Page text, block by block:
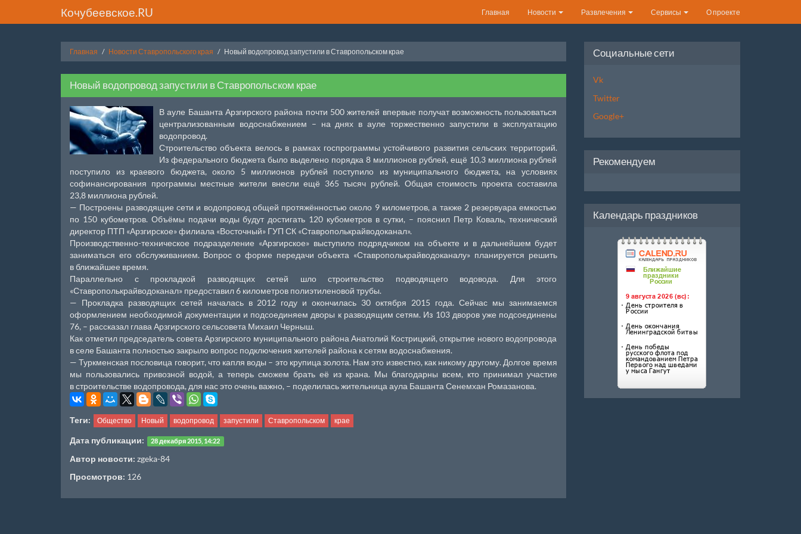
Кочубеевское.RU Главная Новости Развлечения Сервисы О проекте
Главная Новости Ставропольского края Новый водопровод запустили в Ставропольском крае
Новый водопровод запустили в Ставропольском крае
В ауле Башанта Арзгирского района почти 500 жителей впервые получат возможность пользоваться
централизованным водоснабжением – на днях в ауле торжественно запустили в эксплуатацию
водопровод.
Строительство объекта велось в рамках госпрограммы устойчивого развития сельских территорий.
Из федерального бюджета было выделено порядка 8 миллионов рублей, ещё 10,3 миллиона рублей
поступило из краевого бюджета, около 5 миллионов рублей поступило из муниципального бюджета, на условиях
софинансирования программы местные жители внесли ещё 365 тысяч рублей. Общая стоимость проекта составила
23,8 миллиона рублей.
— Построены разводящие сети и водопровод общей протяжённостью около 9 километров, а также 2 резервуара емкостью
по 150 кубометров. Объёмы подачи воды будут достигать 120 кубометров в сутки, – пояснил Петр Коваль, технический
директор ПТП «Арзгирское» филиала «Восточный» ГУП СК «Ставрополькрайводоканал».
Производственно-техническое подразделение «Арзгирское» выступило подрядчиком на объекте и в дальнейшем будет
заниматься его обслуживанием. Вопрос о форме передачи объекта «Ставрополькрайводоканалу» планируется решить
в ближайшее время.
Параллельно с прокладкой разводящих сетей шло строительство подводящего водовода. Для этого
«Ставрополькрайводоканал» предоставил 6 километров полиэтиленовой трубы.
— Прокладка разводящих сетей началась в 2012 году и окончилась 30 октября 2015 года. Сейчас мы занимаемся
оформлением необходимой документации и подсоединяем дворы к разводящим сетям. Из 103 дворов уже подсоединены
76, – рассказал глава Арзгирского сельсовета Михаил Черныш.
Как отметил председатель совета Арзгирского муниципального района Анатолий Кострицкий, открытие нового водопровода
в селе Башанта полностью закрыло вопрос подключения жителей района к сетям водоснабжения.
— Туркменская пословица говорит, что капля воды – это крупица золота. Нам это известно, как никому другому. Долгое время
мы пользовались привозной водой, а теперь сможем брать её из крана. Мы благодарны всем, кто принимал участие
в строительстве водопровода, для нас это очень важно, – поделилась жительница аула Башанта Сенемхан Ромазанова.
Теги: Общество Новый водопровод запустили Ставропольском крае
Дата публикации: 28 декабря 2015, 14:22
Автор новости: zgeka-84
Просмотров: 126
Социальные сети
Vk
Twitter
Google+
Рекомендуем
Календарь праздников